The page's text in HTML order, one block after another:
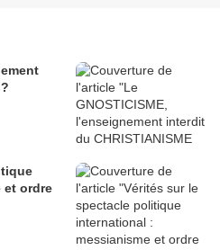
et ordre